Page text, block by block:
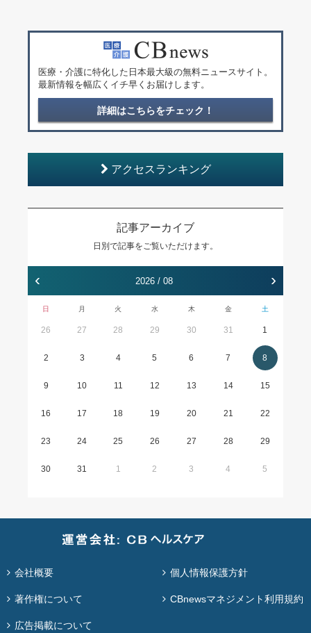
医療・介護に特化した日本最大級の無料ニュースサイト。
最新情報を幅広くイチ早くお届けします。
詳細はこちらをチェック！
アクセスランキング
記事アーカイブ
日別で記事をご覧いただけます。
‹ 2026 / 08 ›
日 月 火 水 木 金 土
26 27 28 29 30 31 1
2 3 4 5 6 7 8
9 10 11 12 13 14 15
16 17 18 19 20 21 22
23 24 25 26 27 28 29
30 31 1 2 3 4 5
会社概要 個人情報保護方針
著作権について CBnewsマネジメント利用規約
広告掲載について